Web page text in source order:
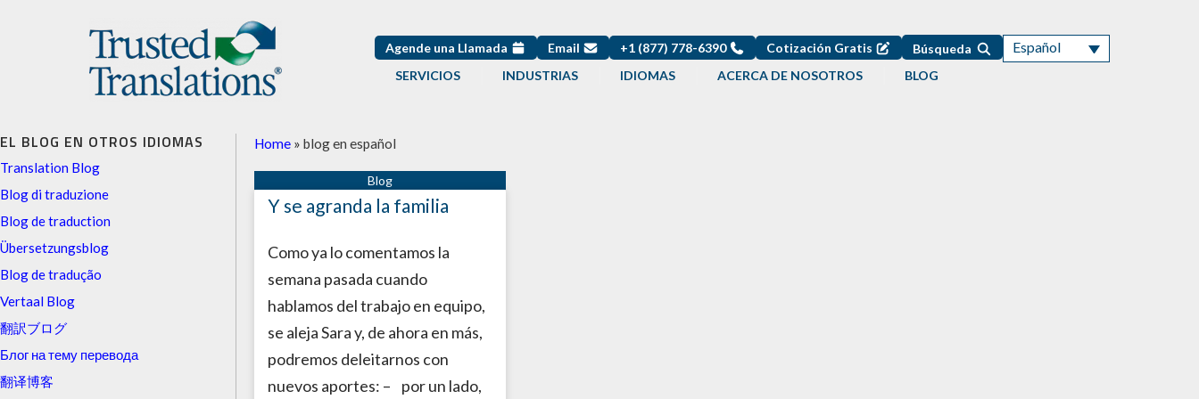
Agende una Llamada Email +1 (877) 778-6390 Cotización Gratis Búsqueda Español
SERVICIOS INDUSTRIAS IDIOMAS ACERCA DE NOSOTROS BLOG
EL BLOG EN OTROS IDIOMAS
Translation Blog
Blog di traduzione
Blog de traduction
Übersetzungsblog
Blog de tradução
Vertaal Blog
翻訳ブログ
Блог на тему перевода
翻译博客
Home » blog en español
Y se agranda la familia
Como ya lo comentamos la
semana pasada cuando
hablamos del trabajo en equipo,
se aleja Sara y, de ahora en más,
podremos deleitarnos con
nuevos aportes: – por un lado,